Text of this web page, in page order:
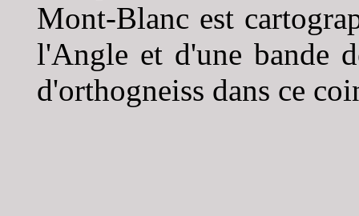
Mont-Blanc est
l'Angle et d'une bande
d'orthogneiss dans ce